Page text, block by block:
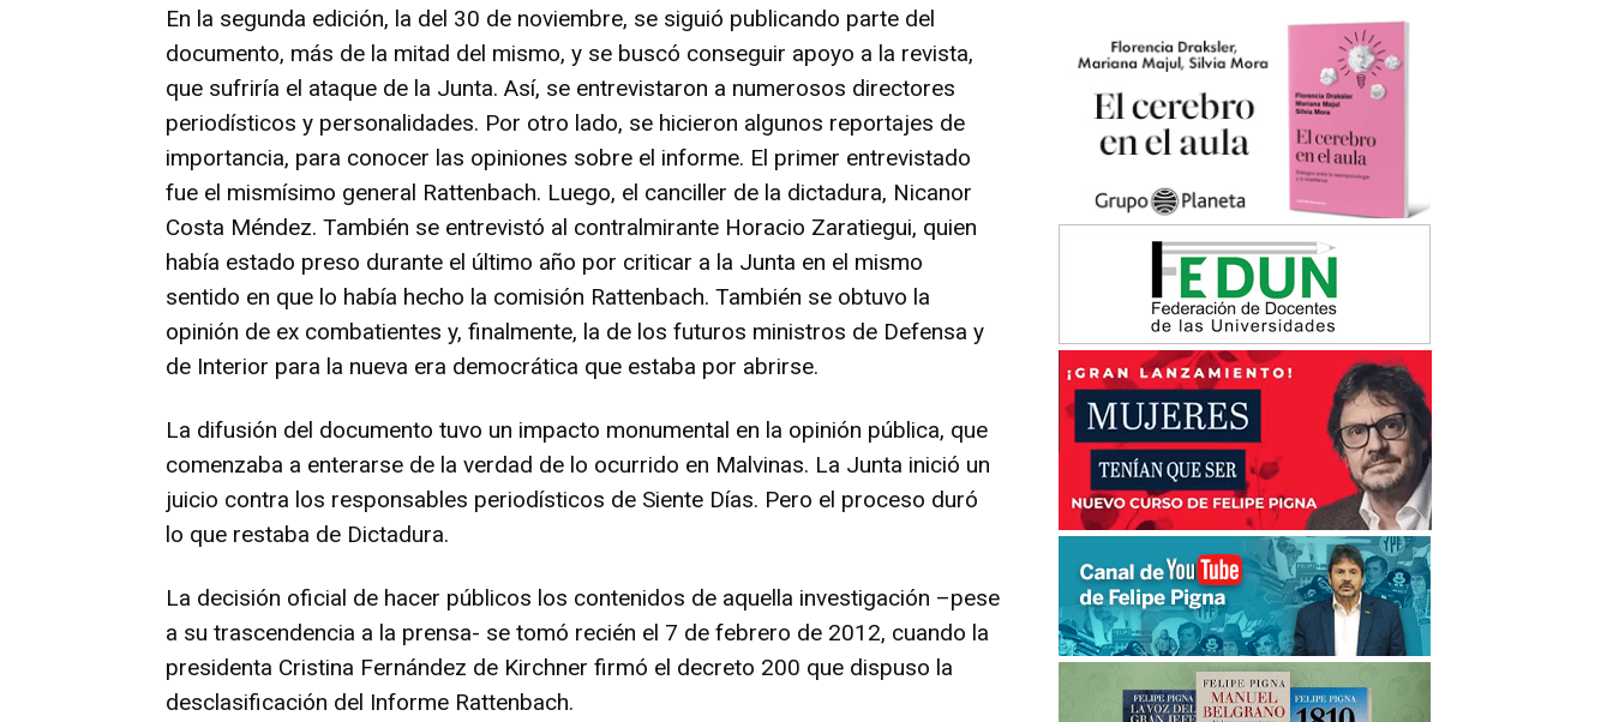
En la segunda edición, la del 30 de noviembre, se siguió publicando parte del
documento, más de la mitad del mismo, y se buscó conseguir apoyo a la revista,
que sufriría el ataque de la Junta. Así, se entrevistaron a numerosos directores
periodísticos y personalidades. Por otro lado, se hicieron algunos reportajes de
importancia, para conocer las opiniones sobre el informe. El primer entrevistado
fue el mismísimo general Rattenbach. Luego, el canciller de la dictadura, Nicanor
Costa Méndez. También se entrevistó al contralmirante Horacio Zaratiegui, quien
había estado preso durante el último año por criticar a la Junta en el mismo
sentido en que lo había hecho la comisión Rattenbach. También se obtuvo la
opinión de ex combatientes y, finalmente, la de los futuros ministros de Defensa y
de Interior para la nueva era democrática que estaba por abrirse.
La difusión del documento tuvo un impacto monumental en la opinión pública, que
comenzaba a enterarse de la verdad de lo ocurrido en Malvinas. La Junta inició un
juicio contra los responsables periodísticos de Siente Días. Pero el proceso duró
lo que restaba de Dictadura.
La decisión oficial de hacer públicos los contenidos de aquella investigación –pese
a su trascendencia a la prensa- se tomó recién el 7 de febrero de 2012, cuando la
presidenta Cristina Fernández de Kirchner firmó el decreto 200 que dispuso la
desclasificación del Informe Rattenbach.